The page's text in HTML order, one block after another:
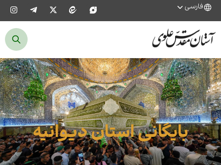
فارسی
بایگانی استان دیوانیه